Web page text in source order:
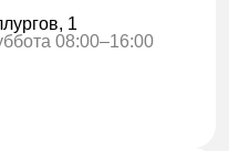
1
08:00–16:00